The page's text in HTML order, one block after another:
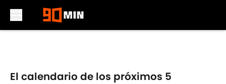
El calendario de los próximos 5